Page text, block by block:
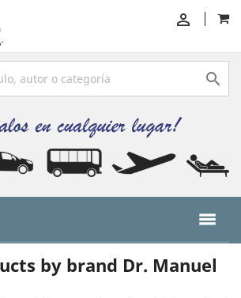


by brand Dr. Manuel